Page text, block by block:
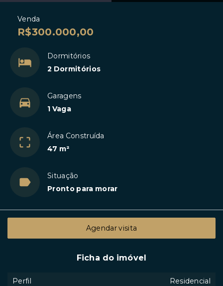
Venda
R$300.000,00
Dormitórios
2 Dormitórios
Garagens
1 Vaga
Área Construída
47 m²
Situação
Pronto para morar
Agendar visita
Ficha do imóvel
Perfil
Residencial